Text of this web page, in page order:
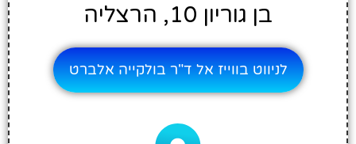
בן גוריון 10, הרצליה
לניווט בווייז אל ד"ר בולקייה אלברט